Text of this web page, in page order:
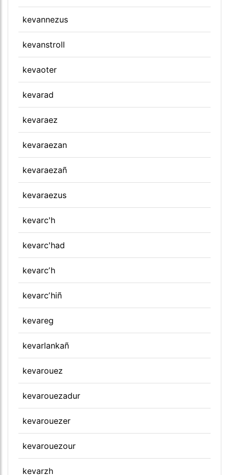
kevannezus
kevanstroll
kevaoter
kevarad
kevaraez
kevaraezan
kevaraezañ
kevaraezus
kevarc'h
kevarc'had
kevarcʼh
kevarcʼhiñ
kevareg
kevarlankañ
kevarouez
kevarouezadur
kevarouezer
kevarouezour
kevarzh